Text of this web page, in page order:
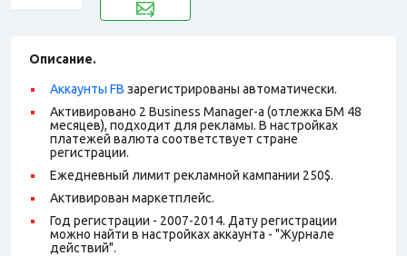
Описание.
Аккаунты FB зарегистрированы автоматически.
Активировано 2 Business Manager-а (отлежка БМ 48
месяцев), подходит для рекламы. В настройках
платежей валюта соответствует стране
регистрации.
Ежедневный лимит рекламной кампании 250$.
Активирован маркетплейс.
Год регистрации - 2007-2014. Дату регистрации
можно найти в настройках аккаунта - "Журнале
действий".